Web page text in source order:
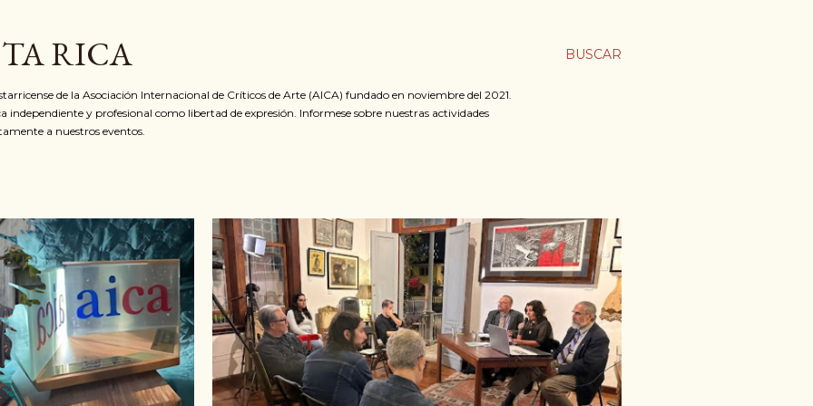
BUSCAR
RICA
de la Asociación Internacional de Críticos de Arte (AICA) fundado en noviembre del 2021.
independiente y profesional como libertad de expresión. Informese sobre nuestras actividades
a nuestros eventos.